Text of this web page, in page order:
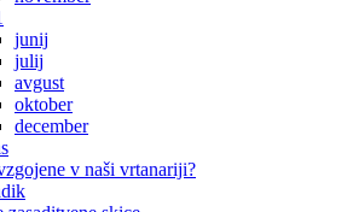
junij
julij
avgust
oktober
december
v naši vrtanariji?